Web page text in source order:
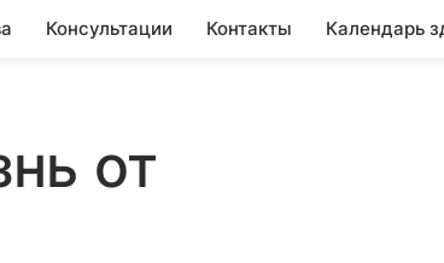
Консультации Контакты Календарь
от